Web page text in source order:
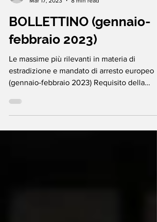
Redazione
Mar 17, 2023
8 min read
BOLLETTINO (gennaio-
febbraio 2023)
Le massime più rilevanti in materia di
estradizione e mandato di arresto europeo